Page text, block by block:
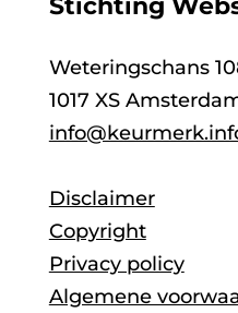
Stichting
Weteringschans
1017 XS
Disclaimer
Copyright
Privacy policy
Algemene